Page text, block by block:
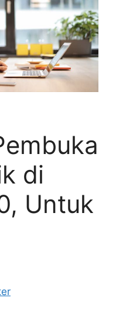
di
Untuk